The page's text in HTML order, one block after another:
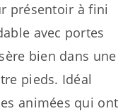
présentoir à fini
avec portes
bien dans une
pieds. Idéal
animées qui ont